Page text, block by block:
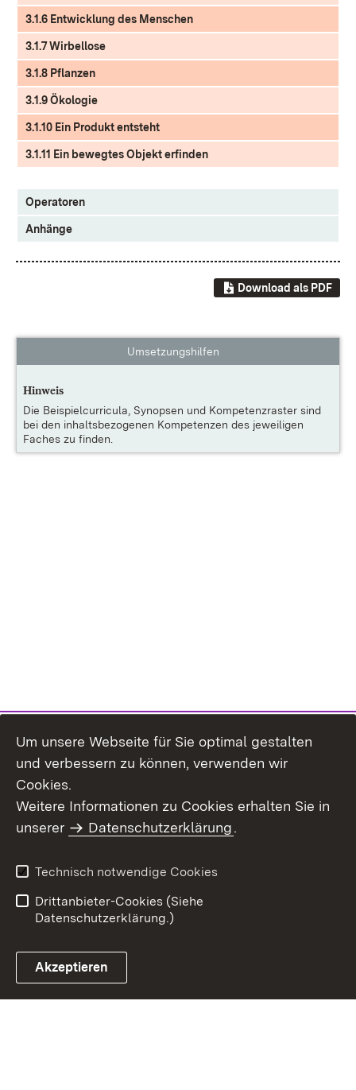
3.1.6 Entwicklung des Menschen
3.1.7 Wirbellose
3.1.8 Pflanzen
3.1.9 Ökologie
3.1.10 Ein Produkt entsteht
3.1.11 Ein bewegtes Objekt erfinden
Operatoren
Anhänge
Download als PDF
Umsetzungshilfen
Hinweis
Die Beispielcurricula, Synopsen und Kompetenzraster sind
bei den inhaltsbezogenen Kompetenzen des jeweiligen
Faches zu finden.
Um unsere Webseite für Sie optimal gestalten
und verbessern zu können, verwenden wir
Cookies.
Weitere Informationen zu Cookies erhalten Sie in
unserer
Datenschutzerklärung.
Technisch notwendige Cookies
Drittanbieter-Cookies (Siehe
Datenschutzerklärung.)
Akzeptieren